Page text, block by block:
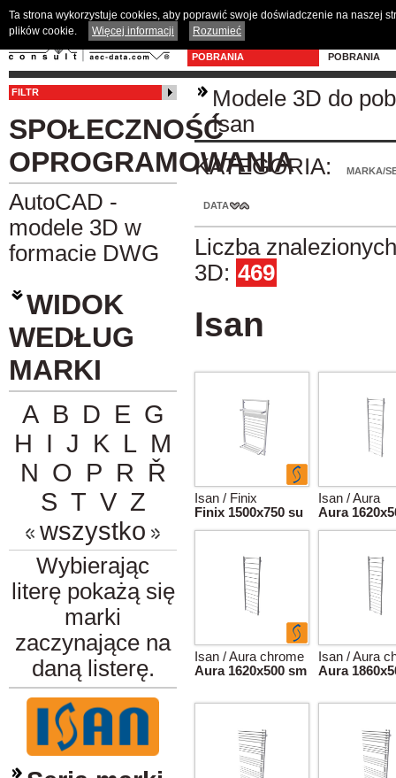
POBRANIA
POBRANIA
FILTR
SPOŁECZNOŚĆ
OPROGRAMOWANIA
AutoCAD -
modele 3D w
formacie DWG
WIDOK
WEDŁUG
MARKI
A B D E G
H I J K L M
N O P R Ř
S T V Z
wszystko
Wybierając
literę pokażą się
marki
zaczynające na
daną listerę.
Modele 3D do
Isan
KATEGORIA:
MARKA/
DATA
Liczba
3D: 469
Isan
Isan / Finix
Finix 1500x750 su
Isan / Aura
Aura
Isan / Aura chrome
Aura 1620x500 sm
Isan / Aura
Aura
Ta strona wykorzystuje cookies, aby poprawić swoje doświadczenie na naszej
plików cookie.
Więcej informacji Rozumieć